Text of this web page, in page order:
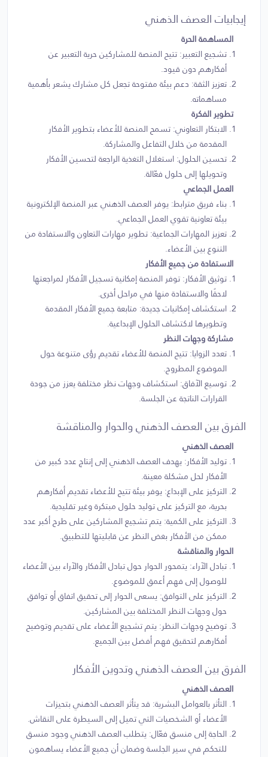
إيجابيات العصف الذهني
المساهمة الحرة
تشجيع التعبير: تتيح المنصة للمشاركين حرية التعبير عن
أفكارهم دون قيود.
تعزيز الثقة: دعم بيئة مفتوحة تجعل كل مشارك يشعر بأهمية
مساهماته.
تطوير الفكرة
الابتكار التعاوني: تسمح المنصة للأعضاء بتطوير الأفكار
المقدمة من خلال التفاعل والمشاركة.
تحسين الحلول: استغلال التغذية الراجعة لتحسين الأفكار
وتحويلها إلى حلول فعّالة.
العمل الجماعي
بناء فريق مترابط: يوفر العصف الذهني عبر المنصة الإلكترونية
بيئة تعاونية تقوي العمل الجماعي.
تعزيز المهارات الجماعية: تطوير مهارات التعاون والاستفادة من
التنوع بين الأعضاء.
الاستفادة من جميع الأفكار
توثيق الأفكار: توفر المنصة إمكانية تسجيل الأفكار لمراجعتها
لاحقًا والاستفادة منها في مراحل أخرى.
استكشاف إمكانيات جديدة: متابعة جميع الأفكار المقدمة
وتطويرها لاكتشاف الحلول الإبداعية.
مشاركة وجهات النظر
تعدد الزوايا: تتيح المنصة للأعضاء تقديم رؤى متنوعة حول
الموضوع المطروح.
توسيع الآفاق: استكشاف وجهات نظر مختلفة يعزز من جودة
القرارات الناتجة عن الجلسة.
الفرق بين العصف الذهني والحوار والمناقشة
العصف الذهني
توليد الأفكار: يهدف العصف الذهني إلى إنتاج عدد كبير من
الأفكار لحل مشكلة معينة.
التركيز على الإبداع: يوفر بيئة تتيح للأعضاء تقديم أفكارهم
بحرية، مع التركيز على توليد حلول مبتكرة وغير تقليدية.
التركيز على الكمية: يتم تشجيع المشاركين على طرح أكبر عدد
ممكن من الأفكار بغض النظر عن قابليتها للتطبيق.
الحوار والمناقشة
تبادل الآراء: يتمحور الحوار حول تبادل الأفكار والآراء بين الأعضاء
للوصول إلى فهم أعمق للموضوع.
التركيز على التوافق: يسعى الحوار إلى تحقيق اتفاق أو توافق
حول وجهات النظر المختلفة بين المشاركين.
توضيح وجهات النظر: يتم تشجيع الأعضاء على تقديم وتوضيح
أفكارهم لتحقيق فهم أفضل بين الجميع.
الفرق بين العصف الذهني وتدوين الأفكار
العصف الذهني
التأثر بالعوامل البشرية: قد يتأثر العصف الذهني بتحيزات
الأعضاء أو الشخصيات التي تميل إلى السيطرة على النقاش.
الحاجة إلى منسق فعّال: يتطلب العصف الذهني وجود منسق
للتحكم في سير الجلسة وضمان أن جميع الأعضاء يساهمون